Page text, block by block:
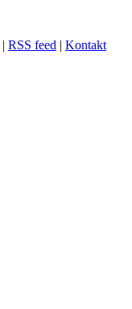
| RSS feed | Kontakt